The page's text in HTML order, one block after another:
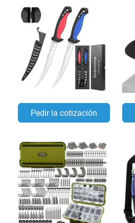
Pedir la cotización